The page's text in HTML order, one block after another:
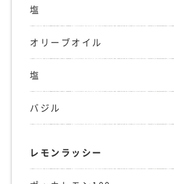
塩
オリーブオイル
塩
バジル
レモンラッシー